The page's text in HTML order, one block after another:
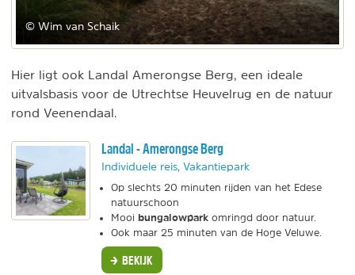
© Wim van Schaik
Hier ligt ook Landal Amerongse Berg, een ideale
uitvalsbasis voor de Utrechtse Heuvelrug en de natuur
rond Veenendaal.
Landal - Amerongse Berg
Individuele reis, Vakantiepark
Op slechts 20 minuten rijden van het Edese
natuurschoon
Mooi bungalowpark omringd door natuur.
Ook maar 25 minuten van de Hoge Veluwe.
BEKIJK